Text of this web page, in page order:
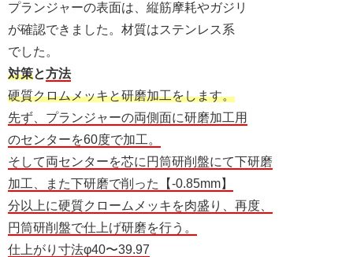
プランジャーの表面は、縦筋摩耗やガジリ
が確認できました。材質はステンレス系
でした。
対策と方法
硬質クロムメッキと研磨加工をします。
先ず、プランジャーの両側面に研磨加工用
のセンターを60度で加工。
そして両センターを芯に円筒研削盤にて下研磨
加工、また下研磨で削った【-0.85mm】
分以上に硬質クロームメッキを肉盛り、再度、
円筒研削盤で仕上げ研磨を行う。
仕上がり寸法φ40〜39.97